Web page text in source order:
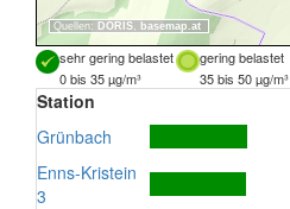
Quellen: DORIS, basemap.at
sehr gering belastet gering belastet
0 bis 35 µg/m³
35 bis 50 µg/m³
Station
Grünbach
Enns-Kristein
3